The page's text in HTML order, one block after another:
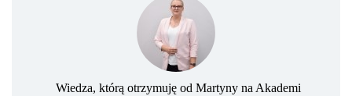
Wiedza, którą otrzymuję od Martyny na Akademi